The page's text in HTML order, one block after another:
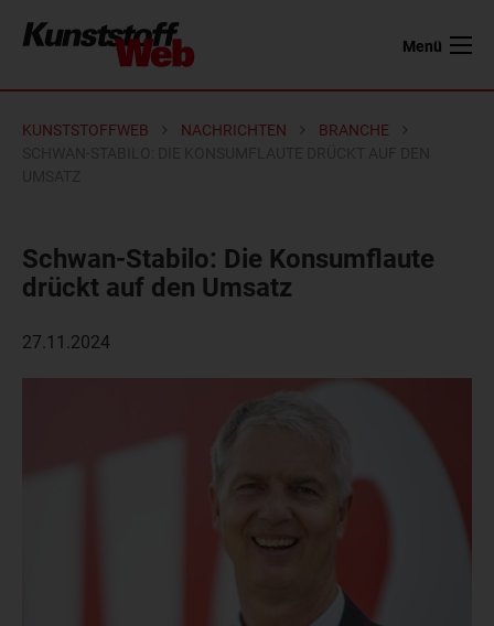
Menü
KUNSTSTOFFWEB NACHRICHTEN
BRANCHE
Schwan-Stabilo: Die Konsumflaute
drückt auf den Umsatz
27.11.2024